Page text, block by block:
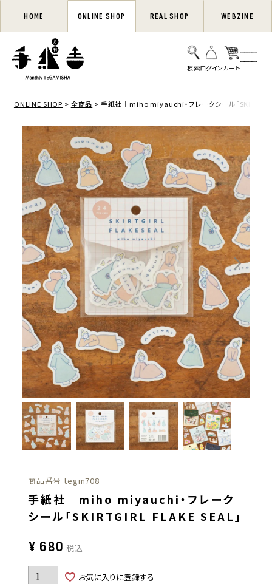
HOME ONLINE SHOP REAL SHOP WEBZINE
ONLINE SHOP 全商品 手紙社｜miho miyauchi・フレークシール「
商品番号 tegm708
手紙社｜miho miyauchi・フレーク
シール「SKIRTGIRL FLAKE SEAL」
¥ 680 税込
お気に入りに登録する